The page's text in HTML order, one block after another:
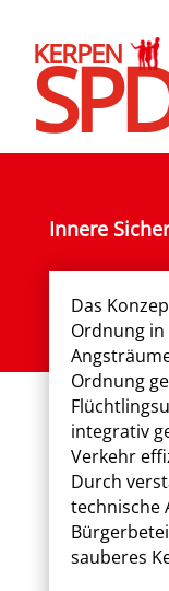
KERPEN
Innere
Das
Ordnung
Ordnung
integrativ
Verkehr
Durch
technische
sauberes